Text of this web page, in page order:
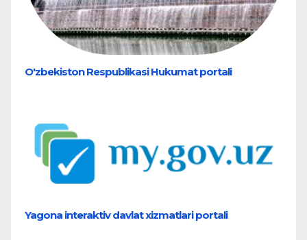
O'zbekiston Respublikasi Hukumat portali
Yagona interaktiv davlat xizmatlari portali